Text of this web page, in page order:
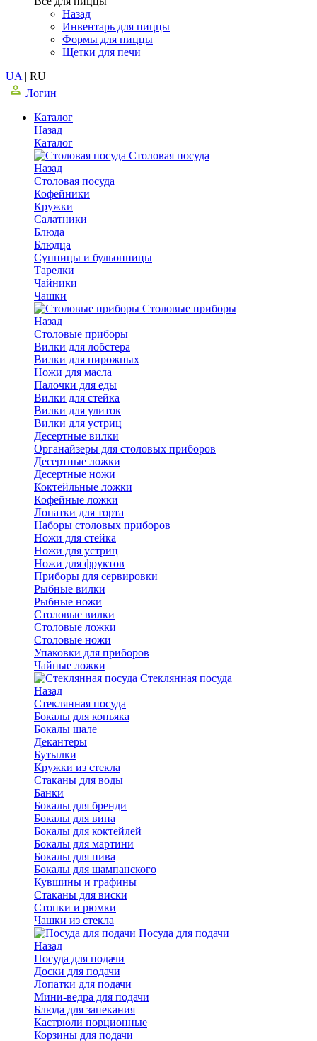
Назад
Инвентарь для пиццы
Формы для пиццы
Щетки для печи
UA | RU
Логин
Каталог
Назад
Каталог
Столовая посуда
Назад
Столовая посуда
Кофейники
Кружки
Салатники
Блюда
Блюдца
Супницы и бульонницы
Тарелки
Чайники
Чашки
Cтоловые приборы
Назад
Cтоловые приборы
Вилки для лобстера
Вилки для пирожных
Ножи для масла
Палочки для еды
Вилки для стейка
Вилки для улиток
Вилки для устриц
Десертные вилки
Органайзеры для столовых приборов
Десертные ложки
Десертные ножи
Коктейльные ложки
Кофейные ложки
Лопатки для торта
Наборы столовых приборов
Ножи для стейка
Ножи для устриц
Ножи для фруктов
Приборы для сервировки
Рыбные вилки
Рыбные ножи
Столовые вилки
Столовые ложки
Столовые ножи
Упаковки для приборов
Чайные ложки
Стеклянная посуда
Назад
Стеклянная посуда
Бокалы для коньяка
Бокалы шале
Декантеры
Бутылки
Кружки из стекла
Стаканы для воды
Банки
Бокалы для бренди
Бокалы для вина
Бокалы для коктейлей
Бокалы для мартини
Бокалы для пива
Бокалы для шампанского
Кувшины и графины
Стаканы для виски
Стопки и рюмки
Чашки из стекла
Посуда для подачи
Назад
Посуда для подачи
Доски для подачи
Лопатки для подачи
Мини-ведра для подачи
Блюда для запекания
Кастрюли порционные
Корзины для подачи